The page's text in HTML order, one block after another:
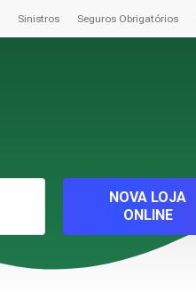
Sinistros Seguros Obrigatórios
NOVA LOJA
ONLINE